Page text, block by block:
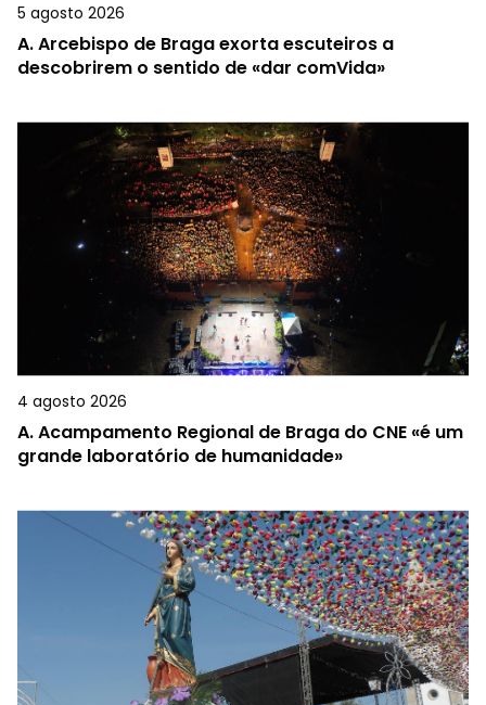
5 agosto 2026
A.Arcebispo de Braga exorta escuteiros a
descobrirem o sentido de «dar comVida»
4 agosto 2026
A.Acampamento Regional de Braga do CNE «é um
grande laboratório de humanidade»